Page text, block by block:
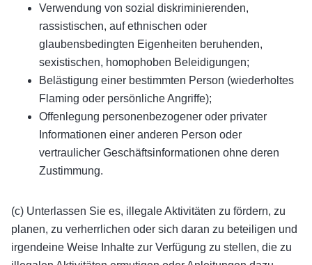
Verwendung von sozial diskriminierenden,
rassistischen, auf ethnischen oder
glaubensbedingten Eigenheiten beruhenden,
sexistischen, homophoben Beleidigungen;
Belästigung einer bestimmten Person (wiederholtes
Flaming oder persönliche Angriffe);
Offenlegung personenbezogener oder privater
Informationen einer anderen Person oder
vertraulicher Geschäftsinformationen ohne deren
Zustimmung.
(c) Unterlassen Sie es, illegale Aktivitäten zu fördern, zu
planen, zu verherrlichen oder sich daran zu beteiligen und
irgendeine Weise Inhalte zur Verfügung zu stellen, die zu